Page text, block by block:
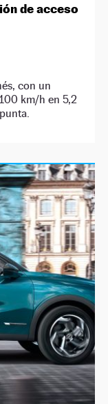
de acceso
con un
km/h en 5,2